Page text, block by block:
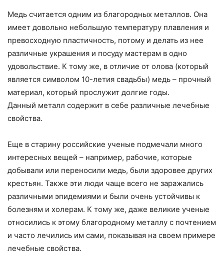
Медь считается одним из благородных металлов. Она
имеет довольно небольшую температуру плавления и
превосходную пластичность, потому и делать из нее
различные украшения и посуду мастерам в одно
удовольствие. К тому же, в отличие от олова (который
является символом 10-летия свадьбы) медь – прочный
материал, который прослужит долгие годы.
Данный металл содержит в себе различные лечебные
свойства.
Еще в старину российские ученые подмечали много
интересных вещей – например, рабочие, которые
добывали или переносили медь, были здоровее других
крестьян. Также эти люди чаще всего не заражались
различными эпидемиями и были очень устойчивы к
болезням и холерам. К тому же, даже великие ученые
относились к этому благородному металлу с почтением
и часто лечились им сами, показывая на своем примере
лечебные свойства.